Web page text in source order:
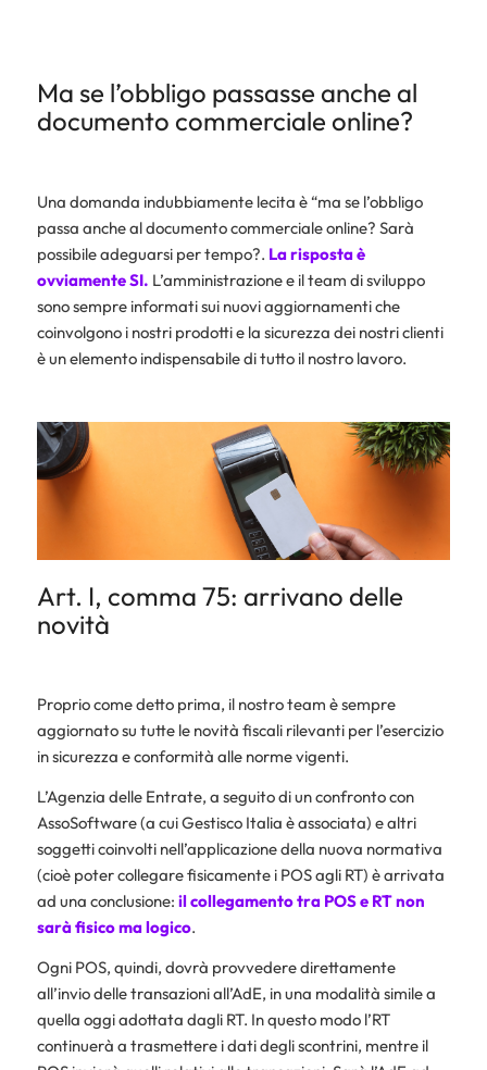
Ma se l’obbligo passasse anche al
documento commerciale online?
Una domanda indubbiamente lecita è “ma se l’obbligo
passa anche al documento commerciale online? Sarà
possibile adeguarsi per tempo?. La risposta è
ovviamente SI. L’amministrazione e il team di sviluppo
sono sempre informati sui nuovi aggiornamenti che
coinvolgono i nostri prodotti e la sicurezza dei nostri clienti
è un elemento indispensabile di tutto il nostro lavoro.
Art. I, comma 75: arrivano delle
novità
Proprio come detto prima, il nostro team è sempre
aggiornato su tutte le novità fiscali rilevanti per l’esercizio
in sicurezza e conformità alle norme vigenti.
L’Agenzia delle Entrate, a seguito di un confronto con
AssoSoftware (a cui Gestisco Italia è associata) e altri
soggetti coinvolti nell’applicazione della nuova normativa
(cioè poter collegare fisicamente i POS agli RT) è arrivata
ad una conclusione: il collegamento tra POS e RT non
sarà fisico ma logico.
Ogni POS, quindi, dovrà provvedere direttamente
all’invio delle transazioni all’AdE, in una modalità simile a
quella oggi adottata dagli RT. In questo modo l’RT
continuerà a trasmettere i dati degli scontrini, mentre il